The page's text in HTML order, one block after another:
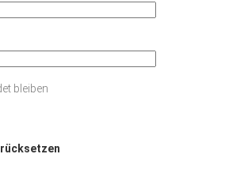
bleiben